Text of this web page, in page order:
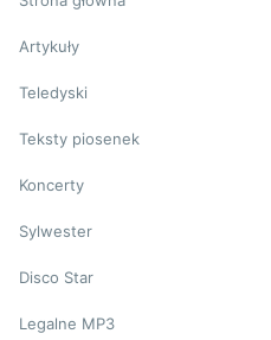
Artykuły
Teledyski
Teksty piosenek
Koncerty
Sylwester
Disco Star
Legalne MP3